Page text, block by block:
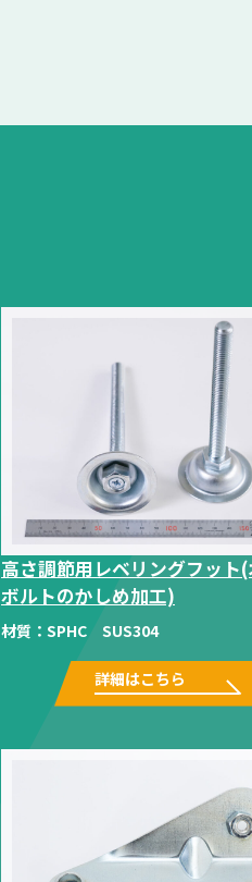
高さ調節用レベリングフット
ボルトのかしめ加工)
材質： SPHC SUS304
詳細はこちら